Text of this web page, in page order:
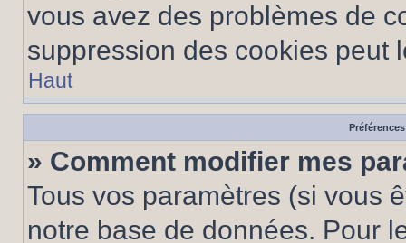
vous avez des problèmes de
suppression des cookies peut
Haut
» Comment modifier mes
Tous vos paramètres (si vous
notre base de données. Pour